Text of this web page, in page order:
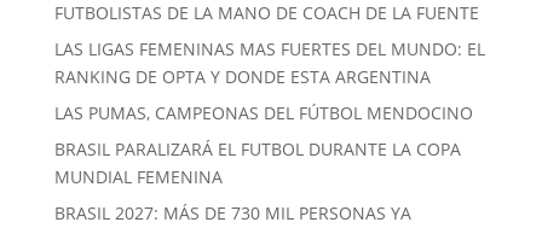
FUTBOLISTAS DE LA MANO DE COACH DE LA FUENTE
LAS LIGAS FEMENINAS MAS FUERTES DEL MUNDO: EL
RANKING DE OPTA Y DONDE ESTA ARGENTINA
LAS PUMAS, CAMPEONAS DEL FÚTBOL MENDOCINO
BRASIL PARALIZARÁ EL FUTBOL DURANTE LA COPA
MUNDIAL FEMENINA
BRASIL 2027: MÁS DE 730 MIL PERSONAS YA